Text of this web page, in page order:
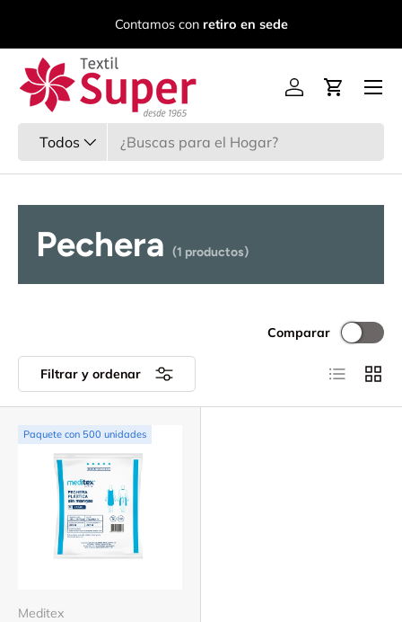
Ir al contenido
Contamos conretiro en sede
Todos
Iniciar sesión
Carrito
Menú
Pechera (1 productos)
Filtrar y ordenar
Comparar
Lista
Paquete con 500 unidades
Meditex